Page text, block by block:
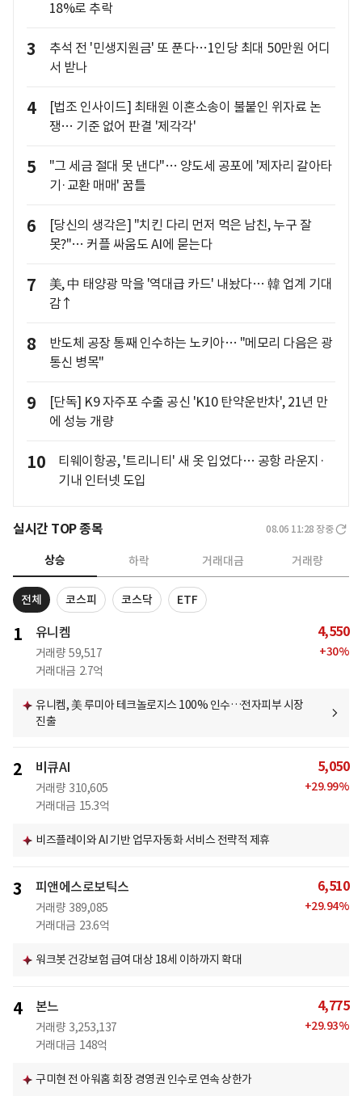
18%로 추락
3
추석 전 '민생지원금' 또 푼다…1인당 최대 50만원 어디
서 받나
4
[법조 인사이드] 최태원 이혼소송이 불붙인 위자료 논
쟁… 기준 없어 판결 '제각각'
5
"그 세금 절대 못 낸다"… 양도세 공포에 '제자리 갈아타
기·교환 매매' 꿈틀
6
[당신의 생각은] "치킨 다리 먼저 먹은 남친, 누구 잘
못?"… 커플 싸움도 AI에 묻는다
7
美, 中 태양광 막을 '역대급 카드' 내놨다… 韓 업계 기대
감↑
8
반도체 공장 통째 인수하는 노키아… "메모리 다음은 광
통신 병목"
9
[단독] K9 자주포 수출 공신 'K10 탄약운반차', 21년 만
에 성능 개량
10
티웨이항공, '트리니티' 새 옷 입었다… 공항 라운지·
기내 인터넷 도입
실시간 TOP 종목 08.06 11:28 장중
상승 하락 거래대금 거래량
전체 코스피 코스닥 ETF
1 유니켐
거래량 59,517
거래대금 2.7억
4,550
+30%
유니켐, 美 루미아 테크놀로지스 100% 인수…전자피부 시장
진출
2 비큐AI
거래량 310,605
거래대금 15.3억
5,050
+29.99%
비즈플레이와 AI 기반 업무자동화 서비스 전략적 제휴
3 피앤에스로보틱스
거래량 389,085
거래대금 23.6억
6,510
+29.94%
워크봇 건강보험 급여 대상 18세 이하까지 확대
4 본느
거래량 3,253,137
거래대금 148억
4,775
+29.93%
구미현 전 아워홈 회장 경영권 인수로 연속 상한가